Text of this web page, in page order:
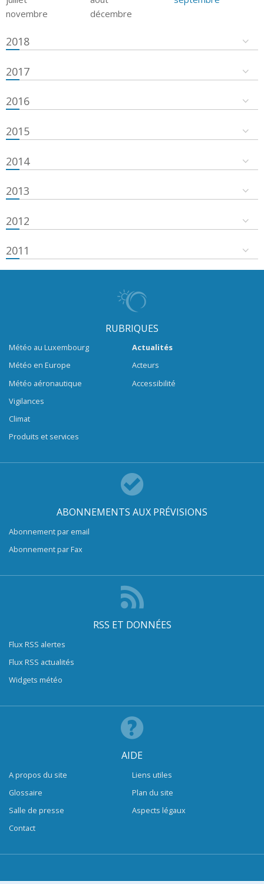
novembre
décembre
2018
2017
2016
2015
2014
2013
2012
2011
RUBRIQUES
Météo au Luxembourg
Météo en Europe
Météo aéronautique
Vigilances
Climat
Produits et services
Actualités
Acteurs
Accessibilité
ABONNEMENTS AUX PRÉVISIONS
Abonnement par email
Abonnement par Fax
RSS ET DONNÉES
Flux RSS alertes
Flux RSS actualités
Widgets météo
AIDE
A propos du site
Glossaire
Salle de presse
Contact
Liens utiles
Plan du site
Aspects légaux